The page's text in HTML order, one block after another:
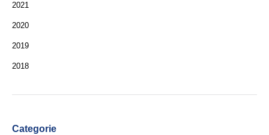
2021
2020
2019
2018
Categorie